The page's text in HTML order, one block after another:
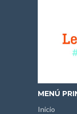
MENÚ
Inicio